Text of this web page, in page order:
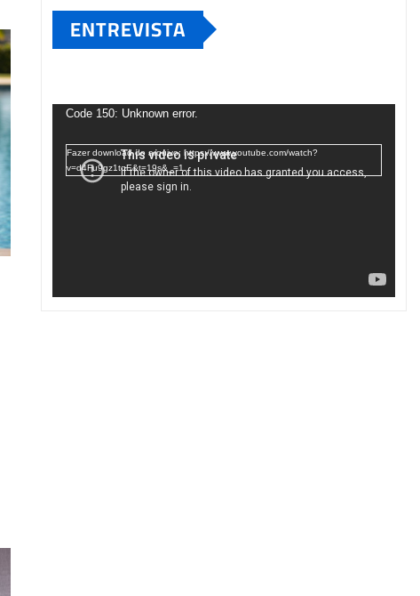
ENTREVISTA
deCode 150: Unknown error.
Fazer download do arquivo: https://www.youtube.com/watch?
v=d4Fu9gz1tqE&t=19s&_=1